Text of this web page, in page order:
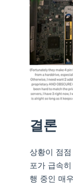
결론
상황이 점
포가 급속
행 중인 매